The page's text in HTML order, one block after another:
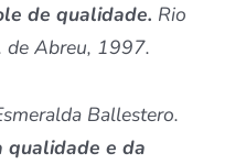
de qualidade. Rio
de Abreu, 1997.
Ballestero.
qualidade e da